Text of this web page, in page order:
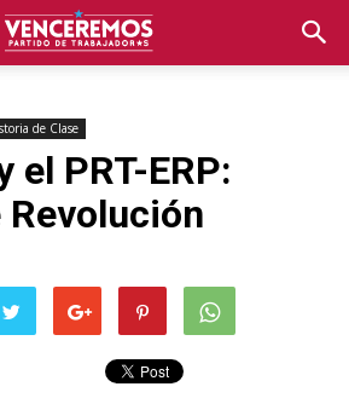
de Clase
el PRT-ERP: